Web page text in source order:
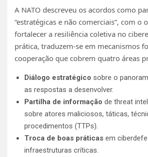
A NATO descreveu os acordos como
“estratégicas e não comerciais”, com o
fortalecer a resiliência coletiva no
prática, traduzem-se em mecanismos
cooperação que cobrem quatro áreas
Diálogo estratégico sobre o
as respostas a desenvolver.
Partilha de informação de threat
sobre atores maliciosos, táticas,
procedimentos (TTPs).
Troca de boas práticas em
infraestruturas críticas.